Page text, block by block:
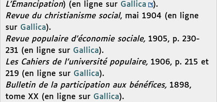
L’Émancipation) (en ligne sur Gallica
).
Revue du christianisme social, mai 1904 (en ligne
sur Gallica).
Revue populaire d’économie sociale, 1905, p. 230-
231 (en ligne sur Gallica).
Les Cahiers de l’université populaire, 1906, p. 215 et
219 (en ligne sur Gallica).
Bulletin de la participation aux bénéfices, 1898,
tome XX (en ligne sur Gallica).